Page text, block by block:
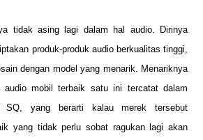
tidak asing lagi dalam hal audio. Dirinya
produk-produk audio berkualitas tinggi,
dengan model yang menarik. Menariknya
audio mobil terbaik satu ini tercatat dalam
SQ, yang berarti kalau merek tersebut
yang tidak perlu sobat ragukan lagi akan